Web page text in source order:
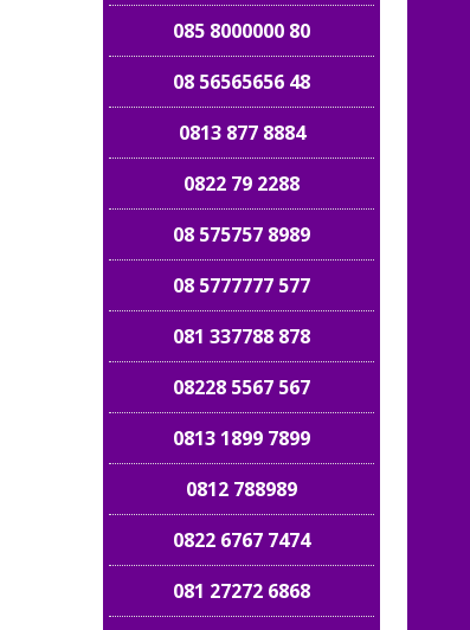
085 8000000 80
08 56565656 48
0813 877 8884
0822 79 2288
08 575757 8989
08 5777777 577
081 337788 878
08228 5567 567
0813 1899 7899
0812 788989
0822 6767 7474
081 27272 6868